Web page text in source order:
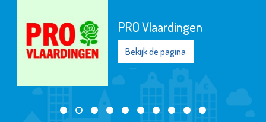
PRO Vlaardingen
Bekijk de pagina